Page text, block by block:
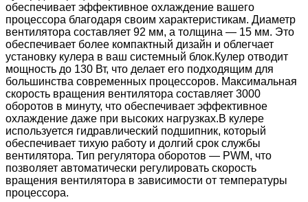
обеспечивает эффективное охлаждение вашего
процессора благодаря своим характеристикам. Диаметр
вентилятора составляет 92 мм, а толщина — 15 мм. Это
обеспечивает более компактный дизайн и облегчает
установку кулера в ваш системный блок.Кулер отводит
мощность до 130 Вт, что делает его подходящим для
большинства современных процессоров. Максимальная
скорость вращения вентилятора составляет 3000
оборотов в минуту, что обеспечивает эффективное
охлаждение даже при высоких нагрузках.В кулере
используется гидравлический подшипник, который
обеспечивает тихую работу и долгий срок службы
вентилятора. Тип регулятора оборотов — PWM, что
позволяет автоматически регулировать скорость
вращения вентилятора в зависимости от температуры
процессора.